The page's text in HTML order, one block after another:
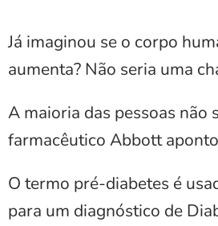
Já imaginou se o corpo
aumenta? Não seria uma
A maioria das pessoas não
farmacêutico Abbott
O termo pré-diabetes é
para um diagnóstico de